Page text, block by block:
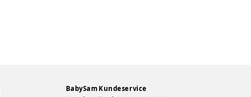
BabySam Kundeservice